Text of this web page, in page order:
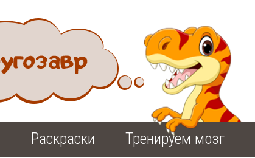
Раскраски Тренируем мозг